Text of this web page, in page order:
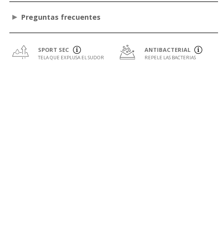
Preguntas frecuentes
SPORT SEC
TELA QUE EXPLUSA EL SUDOR
ANTIBACTERIAL
REPELE LAS BACTERIAS